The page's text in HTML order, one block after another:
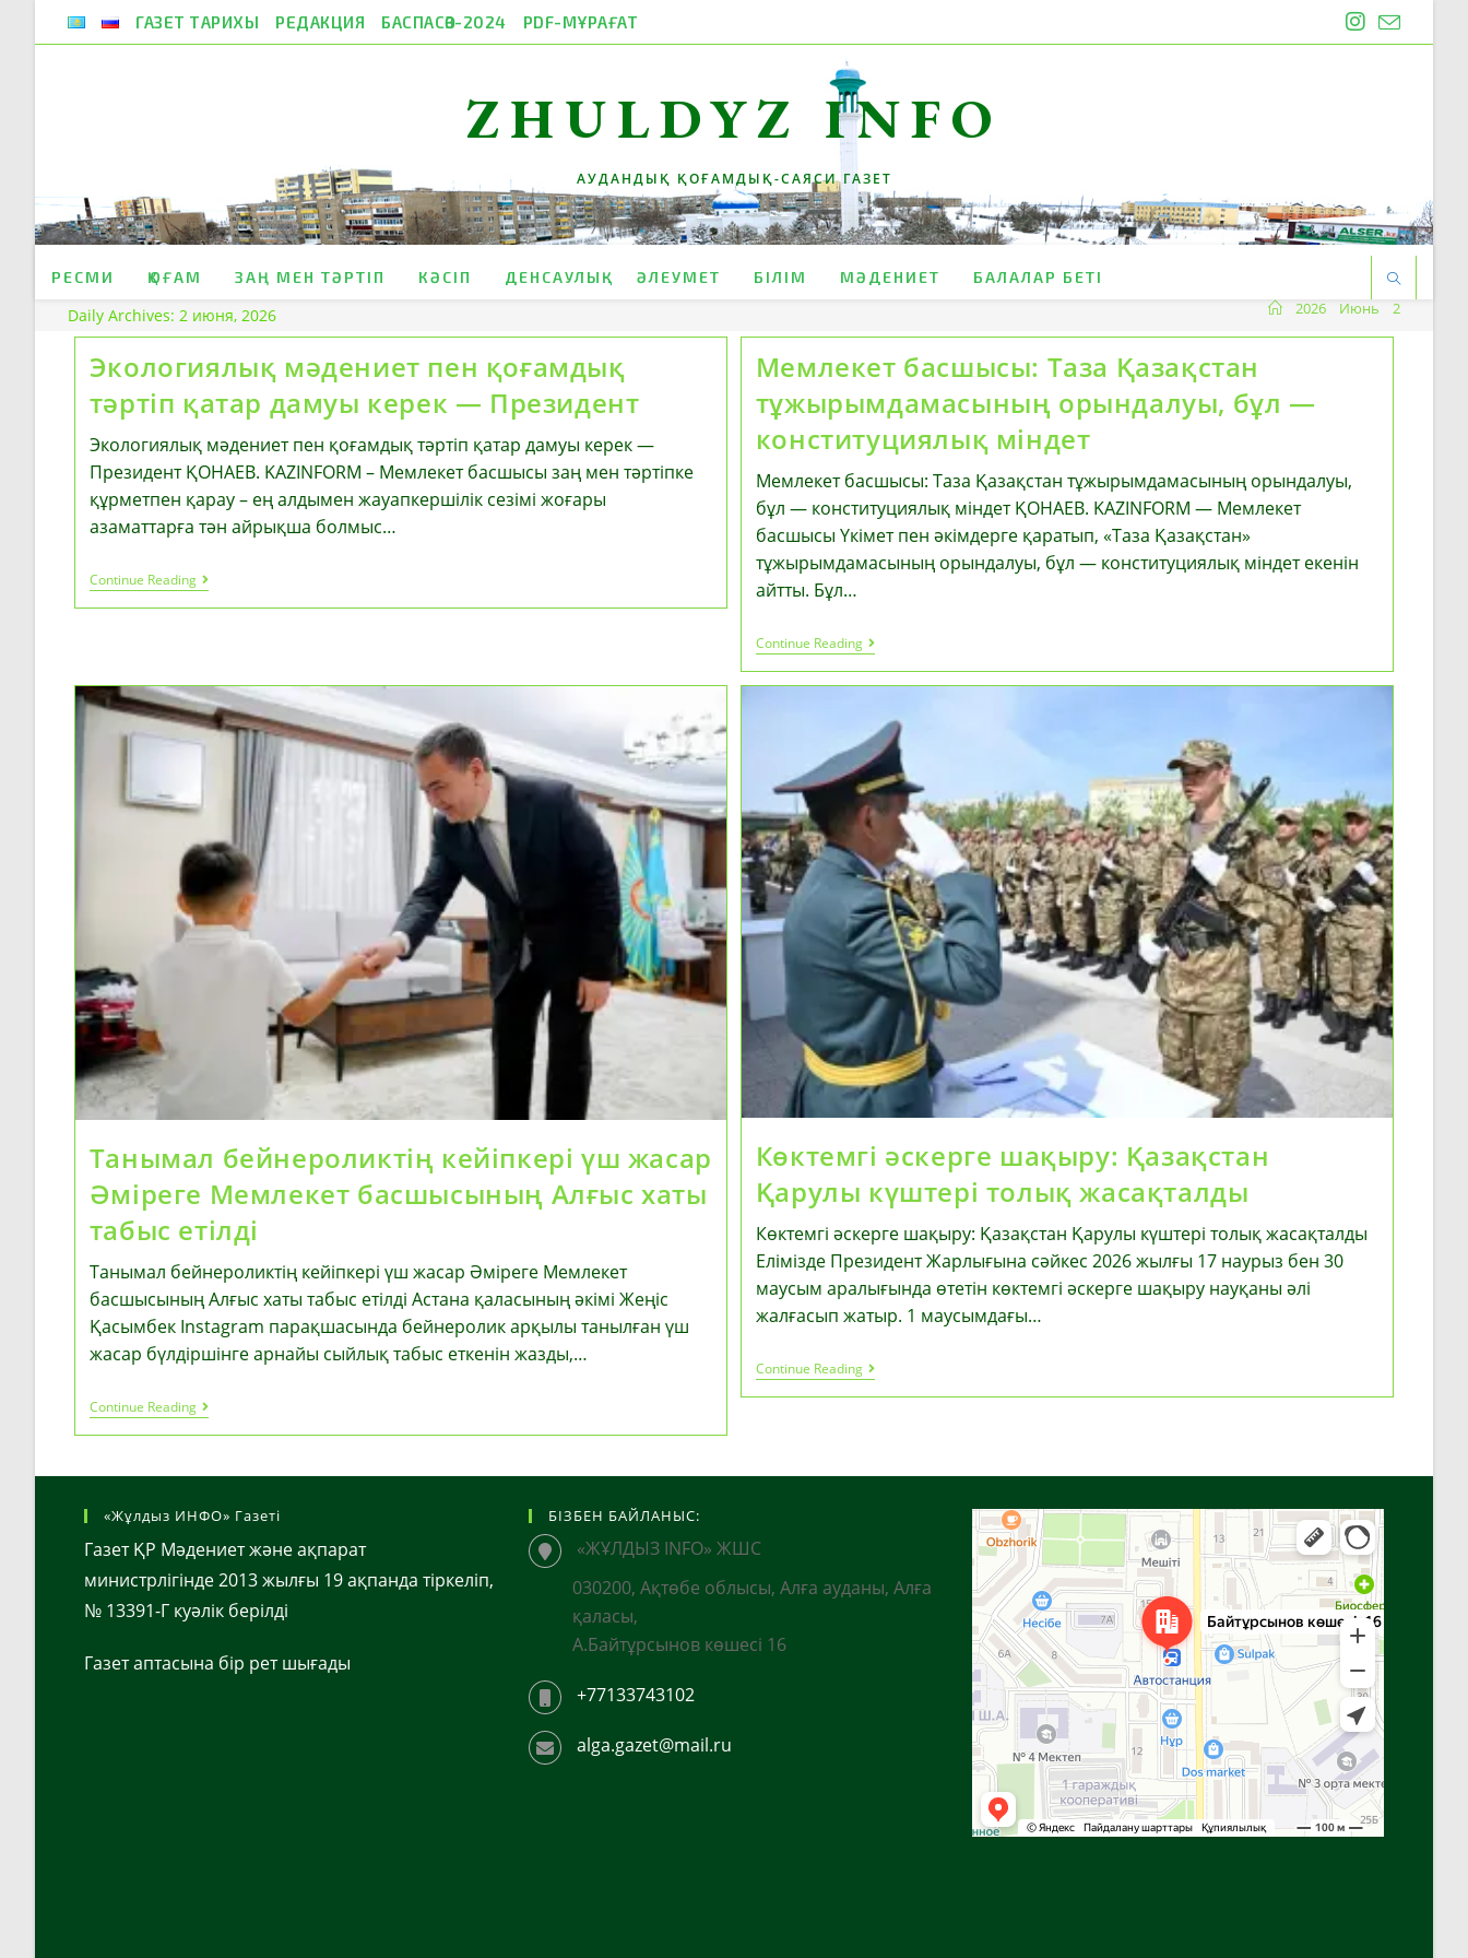
ГАЗЕТ ТАРИХЫ РЕДАКЦИЯ БАСПАСӨЗ-2024 PDF-МҰРАҒАТ
ZHULDYZ INFO
АУДАНДЫҚ ҚОҒАМДЫҚ-САЯСИ ГАЗЕТ
РЕСМИ ҚОҒАМ ЗАҢ МЕН ТӘРТІП КӘСІП ДЕНСАУЛЫҚ ӘЛЕУМЕТ БІЛІМ МӘДЕНИЕТ БАЛАЛАР БЕТІ
Daily Archives: 2 июня, 2026 2026 Июнь 2
Экологиялық мәдениет пен қоғамдық
тәртіп қатар дамуы керек — Президент
Экологиялық мәдениет пен қоғамдық тәртіп қатар дамуы керек —
Президент ҚОНАЕВ. KAZINFORM – Мемлекет басшысы заң мен тәртіпке
құрметпен қарау – ең алдымен жауапкершілік сезімі жоғары
азаматтарға тән айрықша болмыс…
Continue ReadingЭкологиялық
Мәдениет
Пен
Дамуы
Керек
—
Президент
Мемлекет басшысы: Таза Қазақстан
тұжырымдамасының орындалуы, бұл —
конституциялық міндет
Мемлекет басшысы: Таза Қазақстан тұжырымдамасының орындалуы,
бұл — конституциялық міндет ҚОНАЕВ. KAZINFORM — Мемлекет
басшысы Үкімет пен әкімдерге қаратып, «Таза Қазақстан»
тұжырымдамасының орындалуы, бұл — конституциялық міндет екенін
айтты. Бұл…
Continue ReadingМемлекет
Басшысы:
Таза
Орындалуы,
Бұл
—
Конституциялық
Міндет
Танымал бейнероликтің кейіпкері үш жасар
Әміреге Мемлекет басшысының Алғыс хаты
табыс етілді
Танымал бейнероликтің кейіпкері үш жасар Әміреге Мемлекет
басшысының Алғыс хаты табыс етілді Астана қаласының әкімі Жеңіс
Қасымбек Instagram парақшасында бейнеролик арқылы танылған үш
жасар бүлдіршінге арнайы сыйлық табыс еткенін жазды,…
Continue ReadingТанымал
Бейнероликтің
Кейіпкері
Жасар
Мемлекет
Алғыс
Хаты
Табыс
Етілді
Көктемгі әскерге шақыру: Қазақстан
Қарулы күштері толық жасақталды
Көктемгі әскерге шақыру: Қазақстан Қарулы күштері толық жасақталды
Елімізде Президент Жарлығына сәйкес 2026 жылғы 17 наурыз бен 30
маусым аралығында өтетін көктемгі әскерге шақыру науқаны әлі
жалғасып жатыр. 1 маусымдағы…
Continue ReadingКөктемгі
Әскерге
Шақыру:
Толық
«Жұлдыз ИНФО» Газеті
Газет ҚР Мәдениет және ақпарат
министрлігінде 2013 жылғы 19 ақпанда тіркеліп,
№ 13391-Г куәлік берілді
Газет аптасына бір рет шығады
БІЗБЕН БАЙЛАНЫС:
«ЖҰЛДЫЗ INFO» ЖШС
030200, Ақтөбе облысы, Алға ауданы, Алға
қаласы,
А.Байтұрсынов көшесі 16
+77133743102
alga.gazet@mail.ru
Алға
Яндекс Карталар — көлік, навигация, орындарды іздеу